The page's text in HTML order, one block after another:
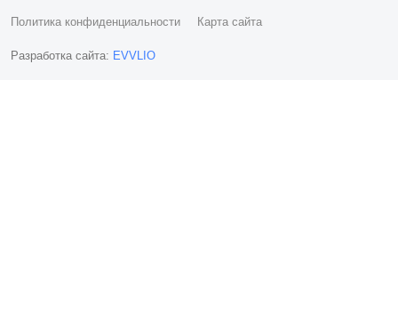
Политика конфиденциальности Карта сайта
Разработка сайта: EVVLIO